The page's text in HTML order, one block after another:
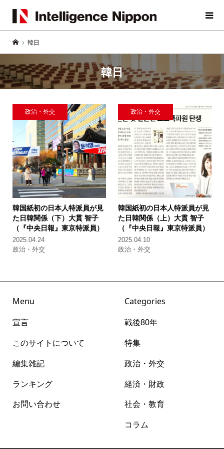
韓日
韓日
政治・外交
韓国紙初の日本人特派員が見
た日韓関係（下） 大貫 智子
（『中央日報』東京特派員）
2025.04.24
政治・外交
政治・外交
韓国紙初の日本人特派員が見
た日韓関係（上）大貫 智子
（『中央日報』東京特派員）
2025.04.10
政治・外交
Menu
宣言
このサイトについて
編集雑記
ランキング
お問い合わせ
Categories
戦後80年
特集
政治・外交
経済・財政
社会・教育
コラム